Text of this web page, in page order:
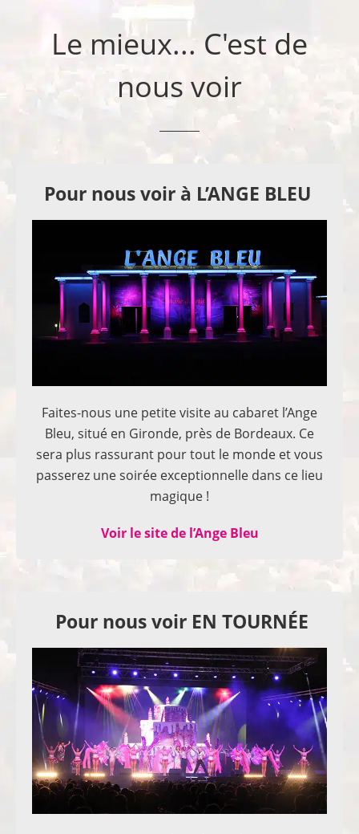
Le mieux... C'est de
nous voir
Pour nous voir à L’ANGE BLEU
Faites-nous une petite visite au cabaret l’Ange
Bleu, situé en Gironde, près de Bordeaux. Ce
sera plus rassurant pour tout le monde et vous
passerez une soirée exceptionnelle dans ce lieu
magique !
Voir le site de l’Ange Bleu
Pour nous voir EN TOURNÉE